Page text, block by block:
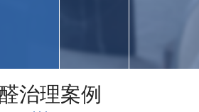
治理案例
阳中心22-29F）空气治理圆